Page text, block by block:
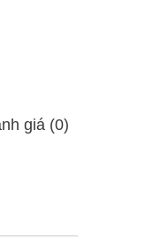
giá (0)